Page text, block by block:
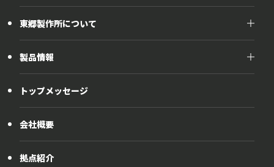
東郷製作所について
開発力
製品情報
製品群別
トップメッセージ
会社概要
拠点紹介